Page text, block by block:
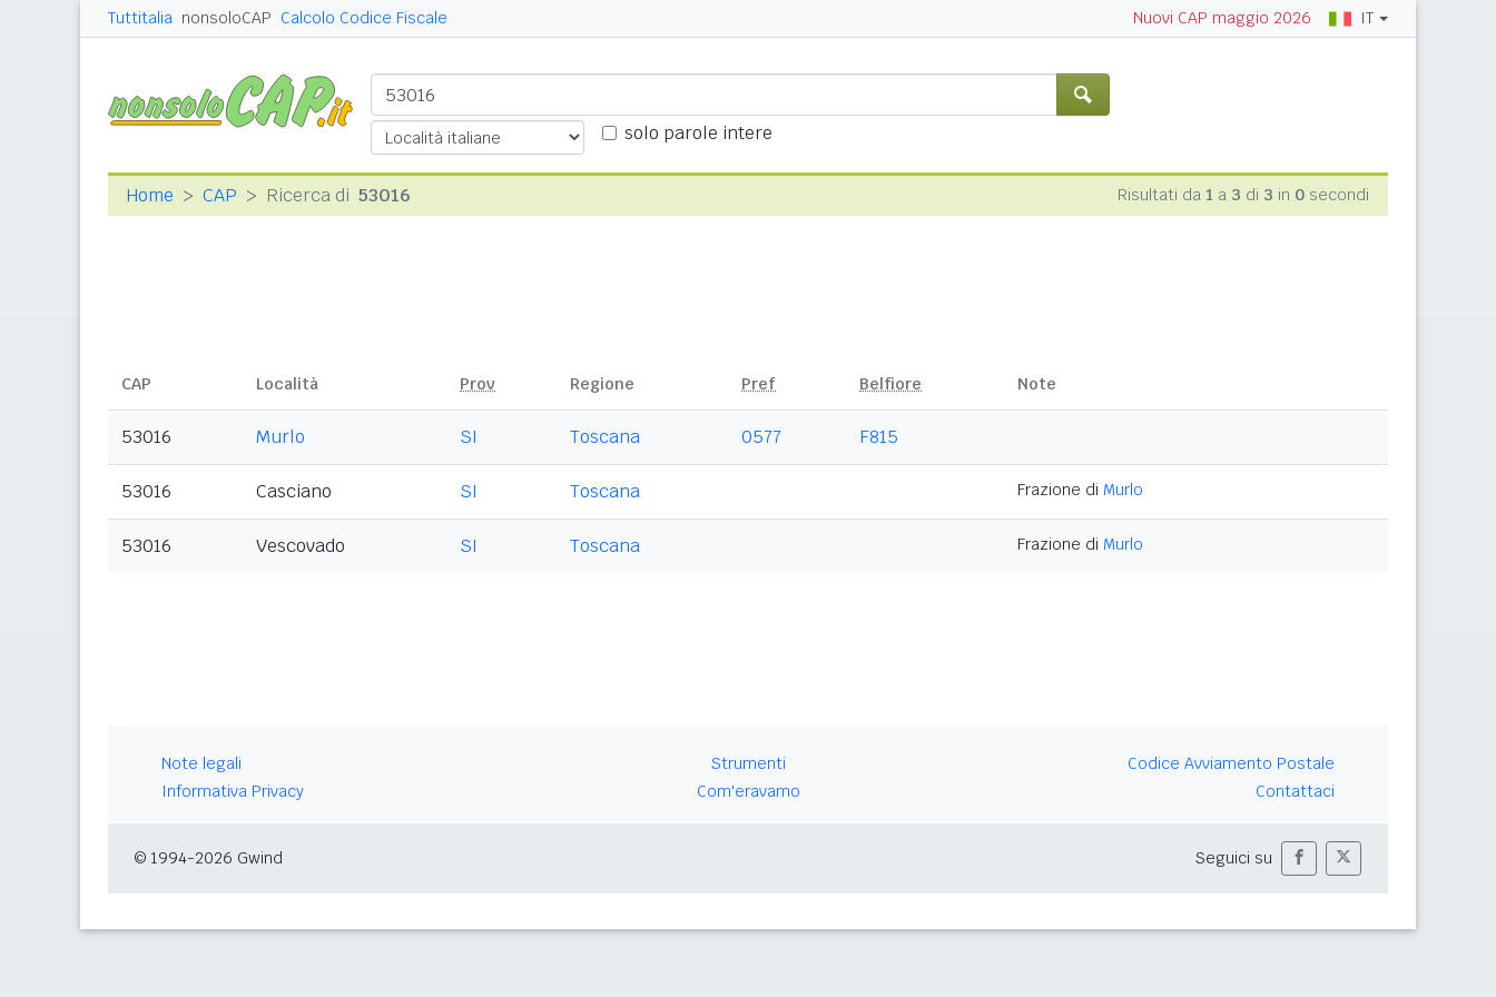
Tuttitalia nonsoloCAP Calcolo Codice Fiscale Nuovi CAP maggio 2026 IT
solo parole intere
Home CAP Ricerca di 53016 Risultati da 1 a 3 di 3 in 0 secondi
CAP Località Prov Regione Pref Belfiore Note
53016 Murlo SI Toscana 0577 F815
53016 Casciano SI Toscana Frazione di Murlo
53016 Vescovado SI Toscana Frazione di Murlo
Note legali
Informativa Privacy
Strumenti
Com'eravamo
Codice Avviamento Postale
Contattaci
© 1994-2026 Gwind Seguici su